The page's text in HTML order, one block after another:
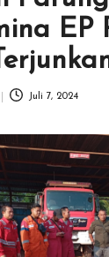
EP
Juli 7, 2024